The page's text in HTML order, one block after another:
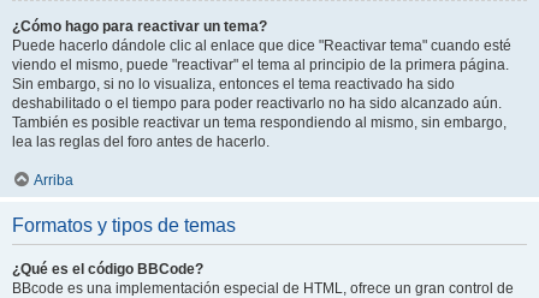
¿Cómo hago para reactivar un tema?
Puede hacerlo dándole clic al enlace que dice "Reactivar tema" cuando esté
viendo el mismo, puede "reactivar" el tema al principio de la primera página.
Sin embargo, si no lo visualiza, entonces el tema reactivado ha sido
deshabilitado o el tiempo para poder reactivarlo no ha sido alcanzado aún.
También es posible reactivar un tema respondiendo al mismo, sin embargo,
lea las reglas del foro antes de hacerlo.
Arriba
Formatos y tipos de temas
¿Qué es el código BBCode?
BBcode es una implementación especial de HTML, ofrece un gran control de